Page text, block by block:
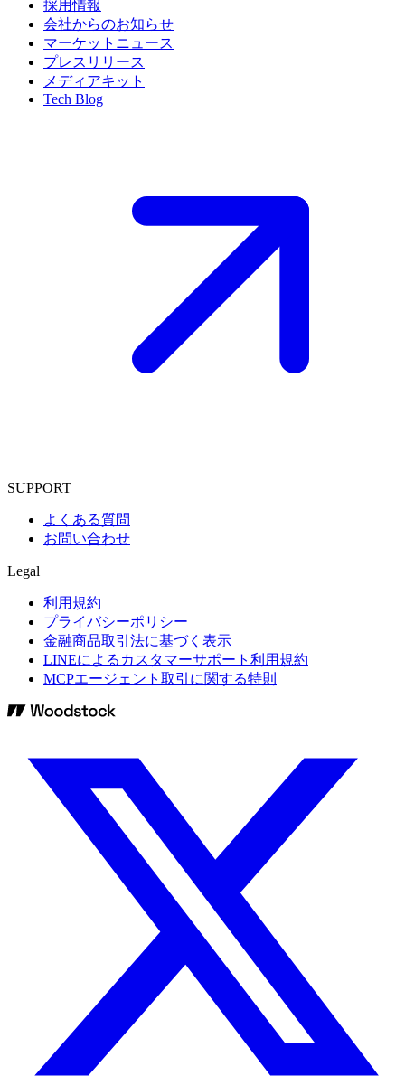
採用情報
会社からのお知らせ
マーケットニュース
プレスリリース
メディアキット
Tech Blog
SUPPORT
よくある質問
お問い合わせ
Legal
利用規約
プライバシーポリシー
金融商品取引法に基づく表示
LINEによるカスタマーサポート利用規約
MCPエージェント取引に関する特則